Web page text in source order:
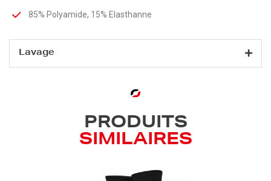
85% Polyamide, 15% Elasthanne
Lavage
PRODUITS
SIMILAIRES